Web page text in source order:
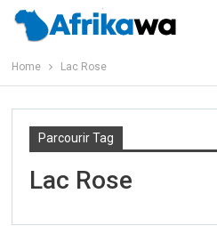
Home Lac Rose
Parcourir Tag
Lac Rose